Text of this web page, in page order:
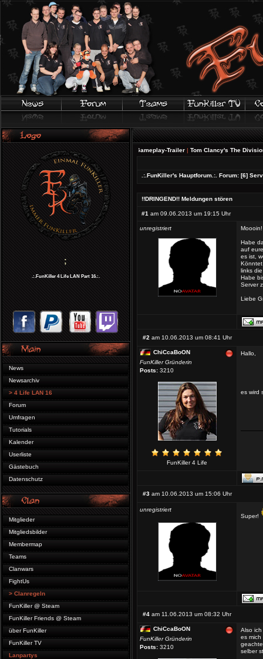
;
.:.FunKiller 4 Life LAN Part 16.:.
News
Newsarchiv
> 4 Life LAN 16
Forum
Umfragen
Tutorials
Kalender
Userliste
Gästebuch
Datenschutz
Mitglieder
Mitgliedsbilder
Membermap
Teams
Clanwars
FightUs
> Clanregeln
FunKiller @ Steam
FunKiller Friends @ Steam
über FunKiller
FunKiller TV
Lanpartys
FIFA 20 | Offizieller Gameplay-Trailer|Tom Clancy's The Division 2 -
.:.FunKiller's Hauptforum.:. Forum: [6]
!!DRINGEND!! Meldungen stören
#1 am 09.06.2013 um 19:15 Uhr
unregistriert Moooin!
Habe
auf
es ist,
links
Habe
Server
Liebe
#2 am 10.06.2013 um 08:41 Uhr
ChiCcaBoON
FunKiller Gründerin
Posts: 3210
FunKiller 4 Life
Hallo,
es wird
#3 am 10.06.2013 um 15:06 Uhr
unregistriert
Super!
#4 am 11.06.2013 um 08:32 Uhr
ChiCcaBoON
FunKiller Gründerin
Posts: 3210
Also
es mich
selber